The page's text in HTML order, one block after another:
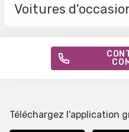
Voitures
Téléchargez l'application